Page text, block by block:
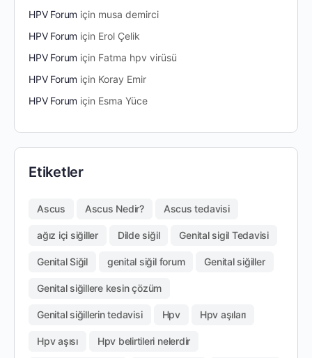
HPV Forum için musa demirci
HPV Forum için Erol Çelik
HPV Forum için Fatma hpv virüsü
HPV Forum için Koray Emir
HPV Forum için Esma Yüce
Etiketler
Ascus Ascus Nedir? Ascus tedavisi
ağız içi siğiller Dilde siğil Genital sigil Tedavisi
Genital Siğil genital siğil forum Genital siğiller
Genital siğillere kesin çözüm
Genital siğillerin tedavisi Hpv Hpv aşıları
Hpv aşısı Hpv belirtileri nelerdir